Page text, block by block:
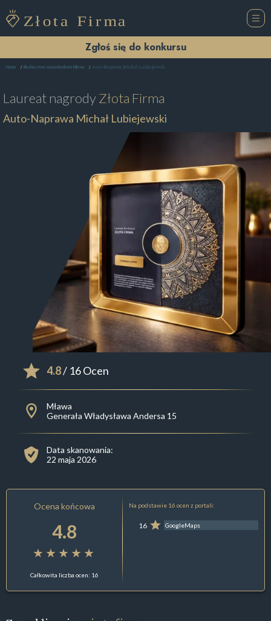
Zgłoś się do konkursu
Home Blacharstwo samochodowe Mława Auto-Naprawa Michał Lubiejewski
Laureat nagrodyZłota Firma
Auto-Naprawa Michał Lubiejewski
4.8/ 16 Ocen
Mława
Generała Władysława Andersa 15
Data skanowania:
22 maja 2026
Ocena końcowa
4.8
Całkowita liczba ocen: 16
Na podstawie 16 ocen z portali:
16 GoogleMaps